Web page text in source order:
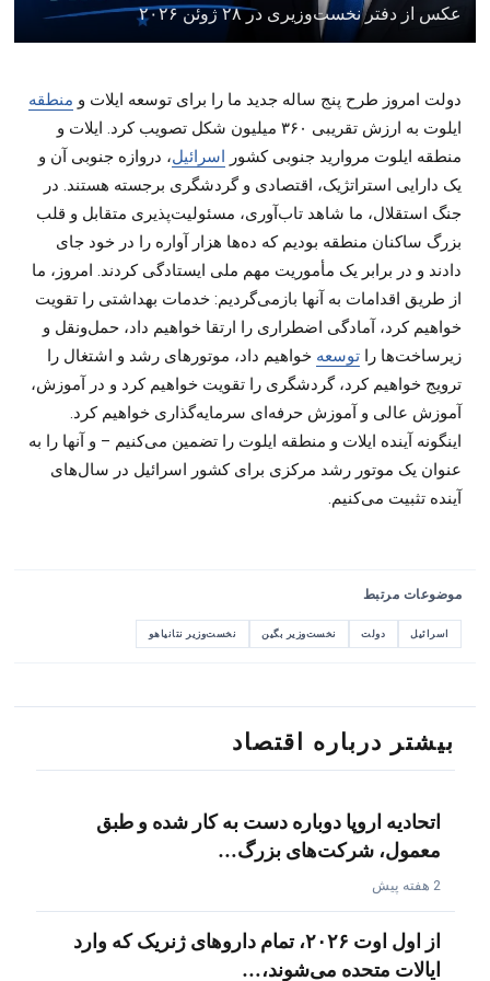
عکس از دفتر نخست‌وزیری در ۲۸ ژوئن ۲۰۲۶
دولت امروز طرح پنج ساله جدید ما را برای توسعه ایلات و منطقه
ایلوت به ارزش تقریبی ۳۶۰ میلیون شکل تصویب کرد. ایلات و
منطقه ایلوت مروارید جنوبی کشور اسرائیل، دروازه جنوبی آن و
یک دارایی استراتژیک، اقتصادی و گردشگری برجسته هستند. در
جنگ استقلال، ما شاهد تاب‌آوری، مسئولیت‌پذیری متقابل و قلب
بزرگ ساکنان منطقه بودیم که ده‌ها هزار آواره را در خود جای
دادند و در برابر یک مأموریت مهم ملی ایستادگی کردند. امروز، ما
از طریق اقدامات به آنها بازمی‌گردیم: خدمات بهداشتی را تقویت
خواهیم کرد، آمادگی اضطراری را ارتقا خواهیم داد، حمل‌ونقل و
زیرساخت‌ها را توسعه خواهیم داد، موتورهای رشد و اشتغال را
ترویج خواهیم کرد، گردشگری را تقویت خواهیم کرد و در آموزش،
آموزش عالی و آموزش حرفه‌ای سرمایه‌گذاری خواهیم کرد.
اینگونه آینده ایلات و منطقه ایلوت را تضمین می‌کنیم – و آنها را به
عنوان یک موتور رشد مرکزی برای کشور اسرائیل در سال‌های
آینده تثبیت می‌کنیم.
موضوعات مرتبط
اسرائیل دولت نخست‌وزیر بگین نخست‌وزیر نتانیاهو
بیشتر درباره اقتصاد
اتحادیه اروپا دوباره دست به کار شده و طبق
معمول، شرکت‌های بزرگ…
2 هفته پیش
از اول اوت ۲۰۲۶، تمام داروهای ژنریک که وارد
ایالات متحده می‌شوند،…